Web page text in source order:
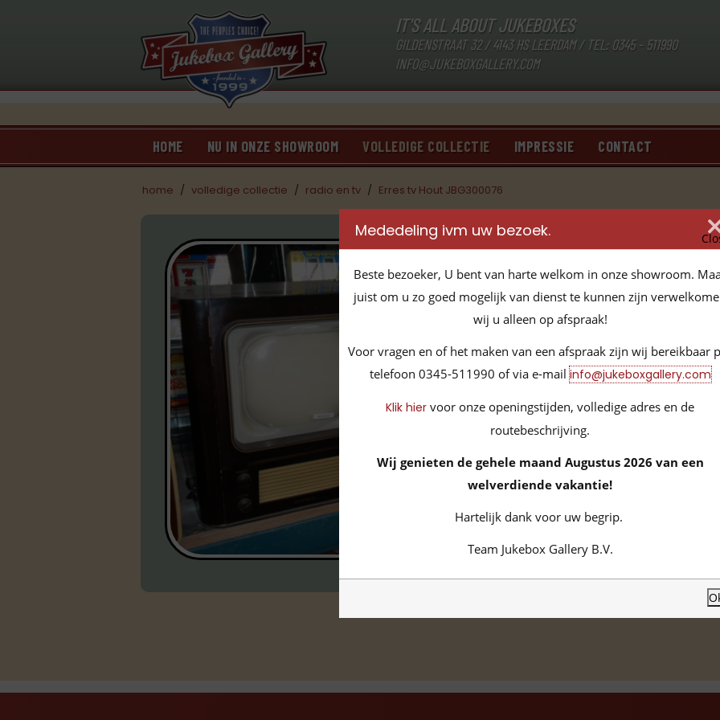
IT'S ALL ABOUT JUKEBOXES
GILDENSTRAAT 32 / 4143 HS LEERDAM / TEL: 0345 - 511990
INFO@JUKEBOXGALLERY.COM
HOME NU IN ONZE SHOWROOM VOLLEDIGE COLLECTIE IMPRESSIE CONTACT
home / volledige collectie / radio en tv / Erres tv Hout JBG300076
ON-HOLD
Erres tv Hout JBG300076
Artikelnummer: JBG300076
Meer informatie:
Stel een vraag over dit
Deel dit product:
Mail een vriend(in)
Merk: Erres
Mededeling ivm uw bezoek.
Beste bezoeker, U bent van harte welkom in onze showroom.
juist om u zo goed mogelijk van dienst te kunnen zijn
wij u alleen op afspraak!
Voor vragen en of het maken van een afspraak zijn wij bereikbaar
telefoon 0345-511990 of via e-mailinfo@jukeboxgallery.com
Klik hier voor onze openingstijden, volledige adres en de
routebeschrijving.
Wij genieten de gehele maand Augustus 2026 van een
welverdiende vakantie!
Hartelijk dank voor uw begrip.
Team Jukebox Gallery B.V.